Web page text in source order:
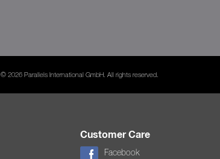
© 2026 Parallels International GmbH. All rights reserved.
Customer Care
Facebook